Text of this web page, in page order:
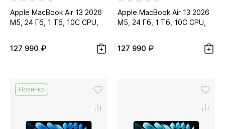
Apple MacBook Air 13 2026
M5, 24 Гб, 1 Тб, 10C CPU,
127 990 ₽
Apple MacBook Air 13 2026
M5, 24 Гб, 1 Тб, 10C CPU,
127 990 ₽
Новинка